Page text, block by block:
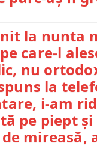
la nunta
care-l
nu
la
i-am
pe piept
mireasă,